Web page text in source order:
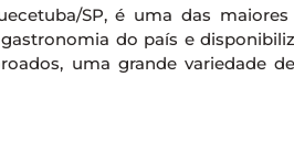
SP, é uma das
do país e
uma grande variedade